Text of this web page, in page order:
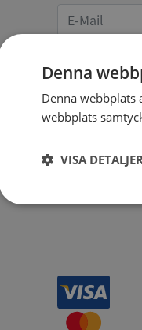
Receipt
Denna
Denna webbplats
webbplats
VISA
Strikt